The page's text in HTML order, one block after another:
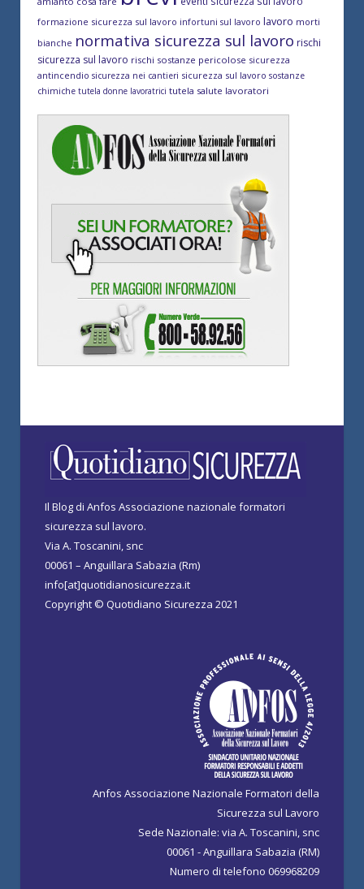
formazione sicurezza sul lavoro infortuni sul lavoro lavoro morti
bianche normativa sicurezza sul lavoro rischi
sicurezza sul lavoro rischi sostanze pericolose sicurezza
antincendio sicurezza nei cantieri sicurezza sul lavoro sostanze
chimiche tutela donne lavoratrici tutela salute lavoratori
Il Blog di Anfos Associazione nazionale formatori
sicurezza sul lavoro.
Via A. Toscanini, snc
00061 – Anguillara Sabazia (Rm)
info[at]quotidianosicurezza.it
Copyright © Quotidiano Sicurezza 2021
Anfos Associazione Nazionale Formatori della
Sicurezza sul Lavoro
Sede Nazionale: via A. Toscanini, snc
00061 - Anguillara Sabazia (RM)
Numero di telefono 069968209